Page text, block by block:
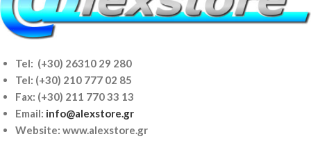
Tel: (+30) 26310 29 280
Tel: (+30) 210 777 02 85
Fax: (+30) 211 770 33 13
Email: info@alexstore.gr
Website: www.alexstore.gr